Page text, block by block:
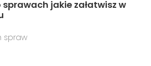
jakie załatwisz w
spraw